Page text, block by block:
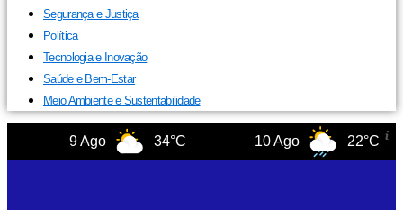
Segurança e Justiça
Política
Tecnologia e Inovação
Saúde e Bem-Estar
Meio Ambiente e Sustentabilidade
9 Ago 34°C 10 Ago 22°C